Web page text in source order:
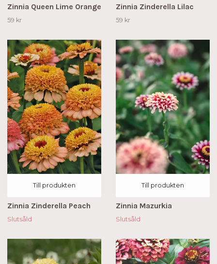
Zinnia Queen Lime Orange
59 kr
Zinnia Zinderella Lilac
59 kr
Till produkten
Zinnia Zinderella Peach
Slutsåld
Till produkten
Zinnia Mazurkia
Slutsåld